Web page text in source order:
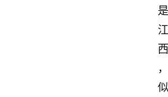
是
江
西
，
似